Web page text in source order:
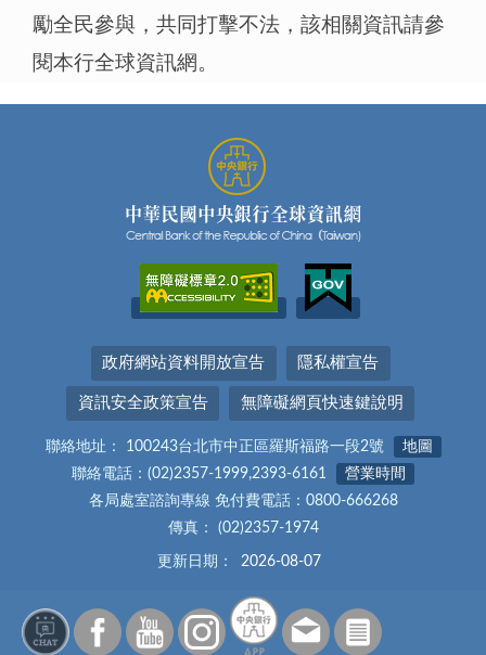
勵全民參與，共同打擊不法，該相關資訊請參
閱本行全球資訊網。
政府網站資料開放宣告 隱私權宣告
資訊安全政策宣告 無障礙網頁快速鍵說明
聯絡地址： 100243台北市中正區羅斯福路一段2號
地圖
聯絡電話：(02)2357-1999,2393-6161
營業時間
各局處室諮詢專線 免付費電話：0800-666268
傳真： (02)2357-1974
更新日期： 2026-08-07